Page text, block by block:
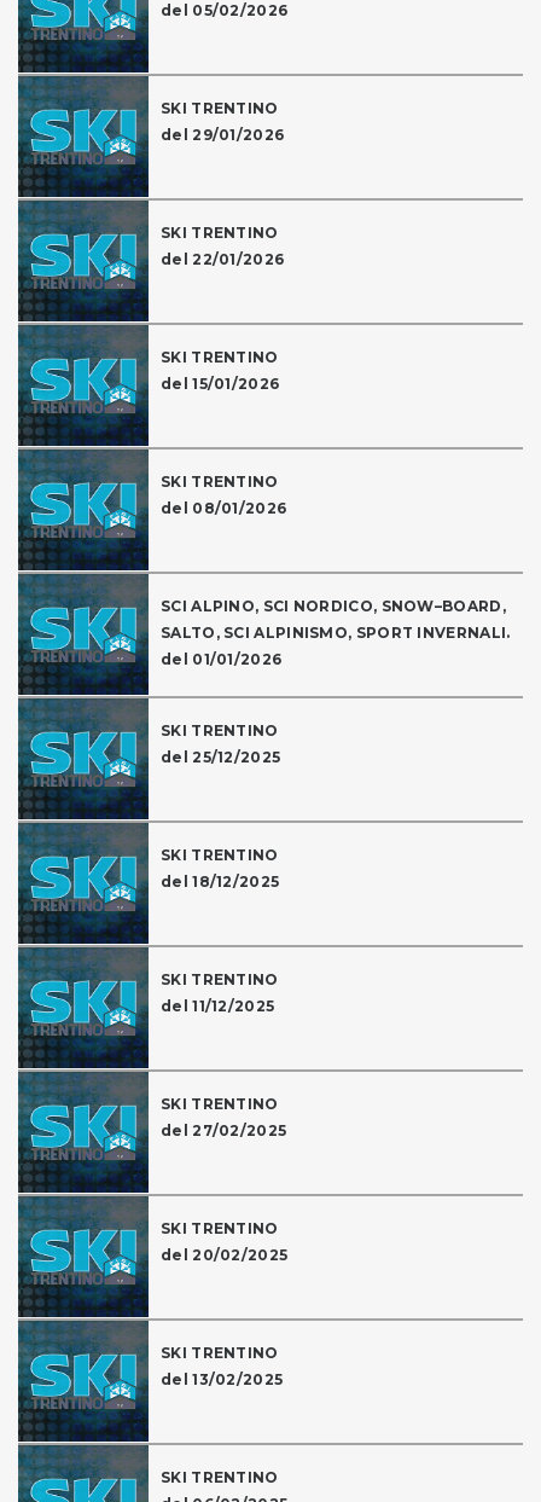
del 05/02/2026
SKI TRENTINO
del 29/01/2026
SKI TRENTINO
del 22/01/2026
SKI TRENTINO
del 15/01/2026
SKI TRENTINO
del 08/01/2026
SCI ALPINO, SCI NORDICO, SNOW–BOARD,
SALTO, SCI ALPINISMO, SPORT INVERNALI.
del 01/01/2026
SKI TRENTINO
del 25/12/2025
SKI TRENTINO
del 18/12/2025
SKI TRENTINO
del 11/12/2025
SKI TRENTINO
del 27/02/2025
SKI TRENTINO
del 20/02/2025
SKI TRENTINO
del 13/02/2025
SKI TRENTINO